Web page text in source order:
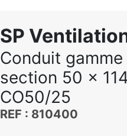
SP
Conduit
section 50 x
CO50/25
REF : 810400